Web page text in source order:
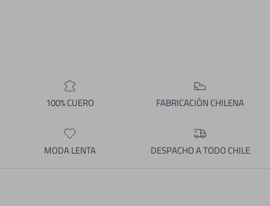
100% CUERO FABRICACIÓN CHILENA
MODA LENTA DESPACHO A TODO CHILE